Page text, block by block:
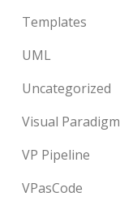
Templates
UML
Uncategorized
Visual Paradigm
VP Pipeline
VPasCode